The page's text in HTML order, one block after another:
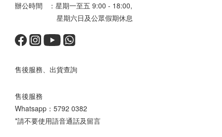
辦公時間 ：星期一至五 9:00 - 18:00,
星期六日及公眾假期休息
售後服務、出貨查詢
售後服務
Whatsapp： 5792 0382
*請不要使用語音通話及留言